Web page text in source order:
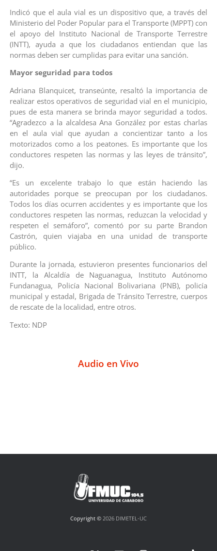
Indicó que el aula vial es un dispositivo que, a través del
Ministerio del Poder Popular para el Transporte (MPPT) con
el apoyo del Instituto Nacional de Transporte Terrestre
(INTT), ayuda a que los ciudadanos entiendan que las
normas deben ser cumplidas para evitar una sanción.
Mayor seguridad para todos
Adriana Blanquicet, transeúnte, resaltó la importancia de
realizar estos operativos de seguridad vial en el municipio,
pues de esta manera se brinda mayor seguridad a todos.
“Agradezco a la alcaldesa Ana González por estas charlas
en el aula vial que ayudan a concientizar tanto a los
motorizados como a los peatones. Es importante que los
conductores respeten las normas y las leyes de tránsito”,
dijo.
“Es un excelente trabajo lo que están haciendo las
autoridades porque se preocupan por los ciudadanos.
Todos los días ocurren accidentes y es importante que los
conductores respeten las normas, reduzcan la velocidad y
respeten el semáforo”, comentó por su parte Brandon
Castrón, quien viajaba en una unidad de transporte
público.
Durante la jornada, estuvieron presentes funcionarios del
INTT, la Alcaldía de Naguanagua, Instituto Autónomo
Fundanagua, Policía Nacional Bolivariana (PNB), policía
municipal y estadal, Brigada de Tránsito Terrestre, cuerpos
de rescate de la localidad, entre otros.
Texto: NDP
Audio en Vivo
Copyright © 2026 DIMETEL-UC